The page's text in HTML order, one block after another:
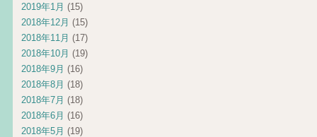
2019年1月 (15)
2018年12月 (15)
2018年11月 (17)
2018年10月 (19)
2018年9月 (16)
2018年8月 (18)
2018年7月 (18)
2018年6月 (16)
2018年5月 (19)